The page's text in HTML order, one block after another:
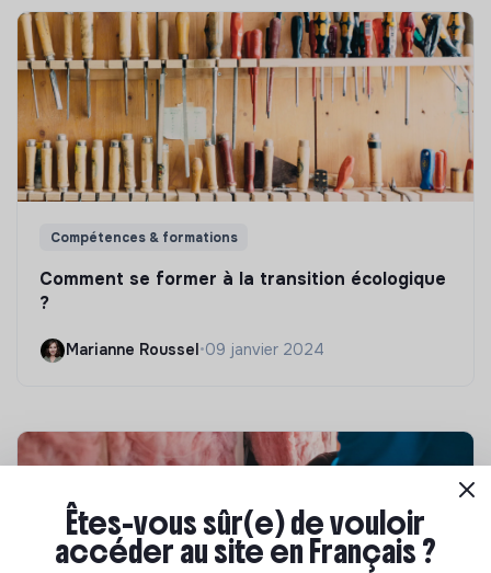
Compétences & formations
Comment se former à la transition écologique
?
Marianne Roussel •09 janvier 2024
Êtes-vous sûr(e) de vouloir
accéder au site en Français ?